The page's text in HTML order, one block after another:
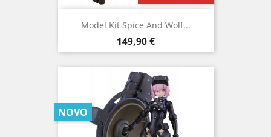
Model Kit Spice And Wolf...
Preço
149,90 €
NOVO